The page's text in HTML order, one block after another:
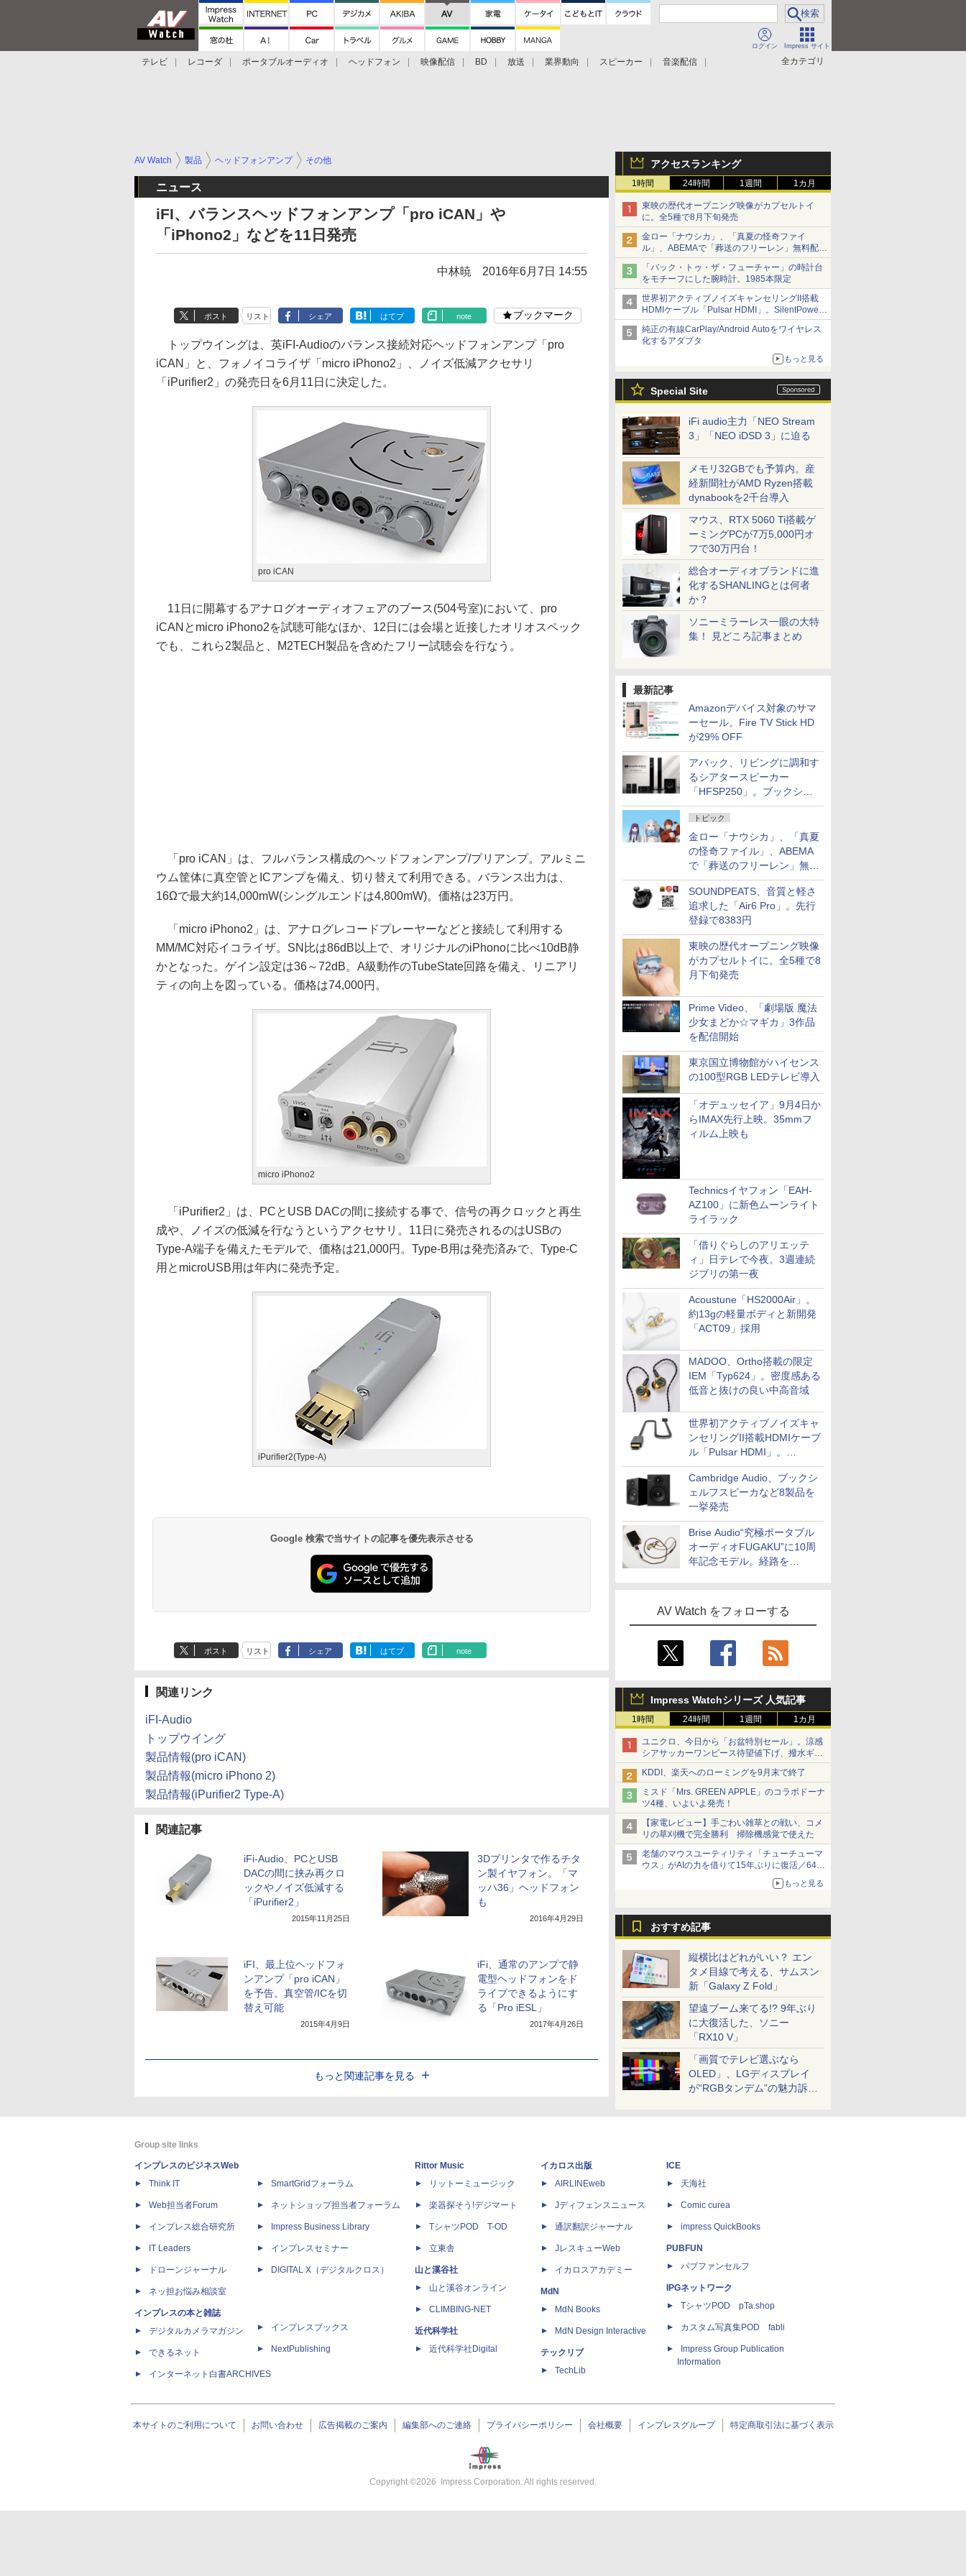
ログイン Impress サイト
全カテゴリ
テレビ レコーダ ポータブルオーディオ ヘッドフォン 映像配信 BD 放送 業界動向 スピーカー
音楽配信
アクセスランキング
1時間 24時間 1週間 1カ月
東映の歴代オープニング映像がカプセルトイ
に。全5種で8月下旬発売
金ロー「ナウシカ」、「真夏の怪奇ファイ
ル」、ABEMAで「葬送のフリーレン」無料配信
など。夏の特番・配信情報
「バック・トゥ・ザ・フューチャー」の時計台
をモチーフにした腕時計。1985本限定
世界初アクティブノイズキャンセリングII搭載
HDMIケーブル「Pulsar HDMI」。SilentPower
から
純正の有線CarPlay/Android Autoをワイヤレス
化するアダプタ
もっと見る
Special Site
iFi audio主力「NEO Stream
3」「NEO iDSD 3」に迫る
メモリ32GBでも予算内。産
経新聞社がAMD Ryzen搭載
dynabookを2千台導入
マウス、RTX 5060 Ti搭載ゲ
ーミングPCが7万5,000円オ
フで30万円台！
総合オーディオブランドに進
化するSHANLINGとは何者
か？
ソニーミラーレス一眼の大特
集！ 見どころ記事まとめ
最新記事
Amazonデバイス対象のサマ
ーセール。Fire TV Stick HD
が29% OFF
アバック、リビングに調和す
るシアタースピーカー
「HFSP250」。ブックシェ
ルフはペア3万円以下
トピック
金ロー「ナウシカ」、「真夏
の怪奇ファイル」、ABEMA
で「葬送のフリーレン」無料
配信など。夏の特番・配信情
報
SOUNDPEATS、音質と軽さ
追求した「Air6 Pro」。先行
登録で8383円
東映の歴代オープニング映像
がカプセルトイに。全5種で8
月下旬発売
Prime Video、「劇場版 魔法
少女まどか☆マギカ」3作品
を配信開始
東京国立博物館がハイセンス
の100型RGB LEDテレビ導入
「オデュッセイア」9月4日か
らIMAX先行上映。35mmフ
ィルム上映も
Technicsイヤフォン「EAH-
AZ100」に新色ムーンライト
ライラック
「借りぐらしのアリエッテ
ィ」日テレで今夜。3週連続
ジブリの第一夜
Acoustune「HS2000Air」。
約13gの軽量ボディと新開発
「ACT09」採用
MADOO、Ortho搭載の限定
IEM「Typ624」。密度感ある
低音と抜けの良い中高音域
世界初アクティブノイズキャ
ンセリングII搭載HDMIケーブ
ル「Pulsar HDMI」。
SilentPowerから
Cambridge Audio、ブックシ
ェルフスピーカなど8製品を
一挙発売
Brise Audio“究極ポータブル
オーディオFUGAKU”に10周
年記念モデル。経路を
AV Watch をフォローする
Impress Watchシリーズ 人気記事
1時間 24時間 1週間 1カ月
ユニクロ、今日から「お盆特別セール」。涼感
シアサッカーワンピース待望値下げ、撥水ギア
ショーツは1990円に
KDDI、楽天へのローミングを9月末で終了
ミスド「Mrs. GREEN APPLE」のコラボドーナ
ツ4種、いよいよ発売！
【家電レビュー】手ごわい雑草との戦い、コメ
リの草刈機で完全勝利 掃除機感覚で使えた
老舗のマウスユーティリティ「チューチューマ
ウス」がAIの力を借りて15年ぶりに復活／64bit
化、Windows 10/11、「Chrome」も走り回
る。復活記念で2026年末まで500円
もっと見る
おすすめ記事
縦横比はどれがいい？ エン
タメ目線で考える、サムスン
新「Galaxy Z Fold」
望遠ブーム来てる!? 9年ぶり
に大復活した、ソニー
「RX10 V」
「画質でテレビ選ぶなら
OLED」、LGディスプレイ
が“RGBタンデム”の魅力訴
AV Watch 製品 ヘッドフォンアンプ その他
ニュース
iFI、バランスヘッドフォンアンプ「pro iCAN」や
「iPhono2」などを11日発売
中林暁 2016年6月7日 14:55
ポスト リスト シェア はてブ note ブックマーク
トップウイングは、英iFI-Audioのバランス接続対応ヘッドフォンアンプ「pro
iCAN」と、フォノイコライザ「micro iPhono2」、ノイズ低減アクセサリ
「iPurifier2」の発売日を6月11日に決定した。
pro iCAN
11日に開幕するアナログオーディオフェアのブース(504号室)において、pro
iCANとmicro iPhono2を試聴可能なほか、12日には会場と近接したオリオスペック
でも、これら2製品と、M2TECH製品を含めたフリー試聴会を行なう。
「pro iCAN」は、フルバランス構成のヘッドフォンアンプ/プリアンプ。アルミニ
ウム筐体に真空管とICアンプを備え、切り替えて利用できる。バランス出力は、
16Ωで最大約14,000mW(シングルエンドは4,800mW)。価格は23万円。
「micro iPhono2」は、アナログレコードプレーヤーなどと接続して利用する
MM/MC対応イコライザ。SN比は86dB以上で、オリジナルのiPhonoに比べ10dB静
かとなった。ゲイン設定は36～72dB。A級動作のTubeState回路を備え、リニアリ
ティの向上を図っている。価格は74,000円。
micro iPhono2
「iPurifier2」は、PCとUSB DACの間に接続する事で、信号の再クロックと再生
成や、ノイズの低減を行なうというアクセサリ。11日に発売されるのはUSBの
Type-A端子を備えたモデルで、価格は21,000円。Type-B用は発売済みで、Type-C
用とmicroUSB用は年内に発売予定。
iPurifier2(Type-A)
Google 検索で当サイトの記事を優先表示させる
ポスト リスト シェア はてブ note
関連リンク
iFI-Audio
トップウイング
製品情報(pro iCAN)
製品情報(micro iPhono 2)
製品情報(iPurifier2 Type-A)
関連記事
iFi-Audio、PCとUSB
DACの間に挟み再クロ
ックやノイズ低減する
「iPurifier2」
2015年11月25日
3Dプリンタで作るチタ
ン製イヤフォン。「マ
ッハ36」ヘッドフォン
も
2016年4月29日
iFI、最上位ヘッドフォ
ンアンプ「pro iCAN」
を予告。真空管/ICを切
替え可能
2015年4月9日
iFi、通常のアンプで静
電型ヘッドフォンをド
ライブできるようにす
る「Pro iESL」
2017年4月26日
もっと関連記事を見る
Group site links
インプレスのビジネスWeb
Think IT
Web担当者Forum
インプレス総合研究所
IT Leaders
ドローンジャーナル
ネッ担お悩み相談室
インプレスの本と雑誌
デジタルカメラマガジン
できるネット
インターネット白書ARCHIVES
SmartGridフォーラム
ネットショップ担当者フォーラム
Impress Business Library
インプレスセミナー
DIGITAL X（デジタルクロス）
インプレスブックス
NextPublishing
Rittor Music
リットーミュージック
楽器探そう!デジマート
TシャツPOD T-OD
立東舎
山と溪谷社
山と溪谷オンライン
CLIMBING-NET
近代科学社
近代科学社Digital
イカロス出版
AIRLINEweb
Jディフェンスニュース
通訳翻訳ジャーナル
JレスキューWeb
イカロスアカデミー
MdN
MdN Books
MdN Design Interactive
テックリブ
TechLib
ICE
天海社
Comic curea
impress QuickBooks
PUBFUN
パブファンセルフ
IPGネットワーク
TシャツPOD pTa.shop
カスタム写真集POD fabli
Impress Group Publication
Information
本サイトのご利用について お問い合わせ 広告掲載のご案内 編集部へのご連絡 プライバシーポリシー 会社概要 インプレスグループ 特定商取引法に基づく表示
Copyright ©2026 Impress Corporation. All rights reserved.